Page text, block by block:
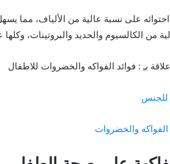
على نسبة عالية من الألياف، مما
من الكالسيوم والحديد والبروتينات،
بـِ : فوائد الفواكه والخضروات للاطفال
للجنس
والخضروات